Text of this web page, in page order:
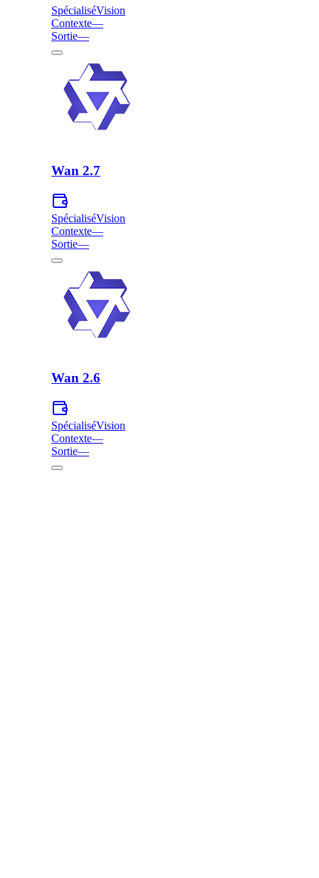
SpécialiséVision
Contexte—
Sortie—
Wan 2.7
SpécialiséVision
Contexte—
Sortie—
Wan 2.6
SpécialiséVision
Contexte—
Sortie—